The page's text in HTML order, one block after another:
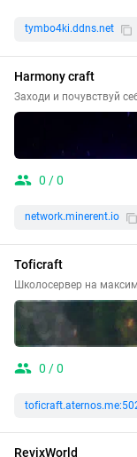
tymbo4ki.ddns.net
Harmony craft
Заходи и почувствуй
0 / 0
network.minerent.io
Toficraft
Школосервер на
0 / 0
RevixWorld